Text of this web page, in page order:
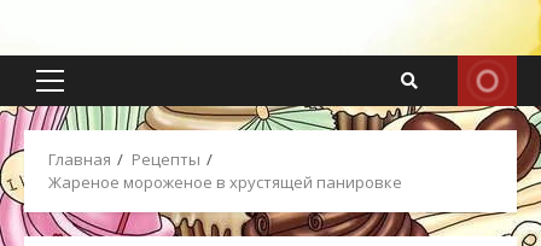
Основное
меню
Главная
Рецепты
Жареное мороженое в хрустящей панировке